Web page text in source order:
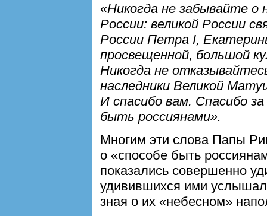
«Никогда не забывайте о
России: великой России
России Петра I,
просвещенной, большой
Никогда не
наследники Великой
И спасибо вам. Спасибо
быть россиянами».
Многим эти слова Папы
о «способе быть
показались совершенно
удивившихся ими
зная о их «небесном»